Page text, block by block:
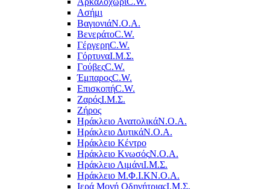
Ασήμι
ΒαγιονιάΝ.Ο.Α.
ΒενεράτοC.W.
ΓέργερηC.W.
ΓόρτυναΙ.Μ.Σ.
ΓούβεςC.W.
ΈμπαροςC.W.
ΕπισκοπήC.W.
ΖαρόςΙ.Μ.Σ.
Ζήρος
Ηράκλειο ΑνατολικάΝ.Ο.Α.
Ηράκλειο ΔυτικάΝ.Ο.Α.
Ηράκλειο Κέντρο
Ηράκλειο ΚνωσόςΝ.Ο.Α.
Ηράκλειο ΛιμάνιΙ.Μ.Σ.
Ηράκλειο Μ.Φ.Ι.ΚΝ.Ο.Α.
Ιερά Μονή ΟδηγήτριαςΙ.Μ.Σ.